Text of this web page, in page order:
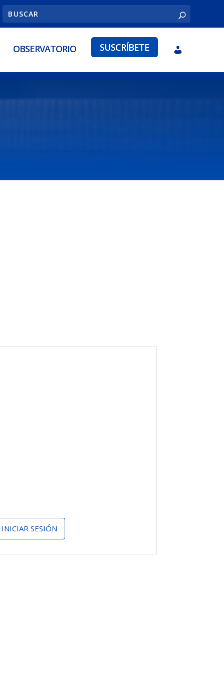
OBSERVATORIO SUSCRÍBETE
INICIAR SESIÓN